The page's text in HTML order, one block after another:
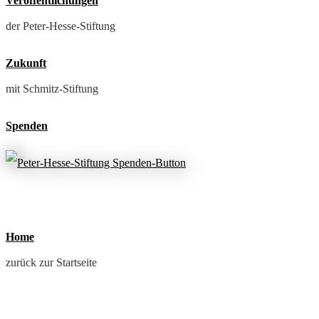
der Peter-Hesse-Stiftung
Zukunft
mit Schmitz-Stiftung
Spenden
Home
zurück zur Startseite